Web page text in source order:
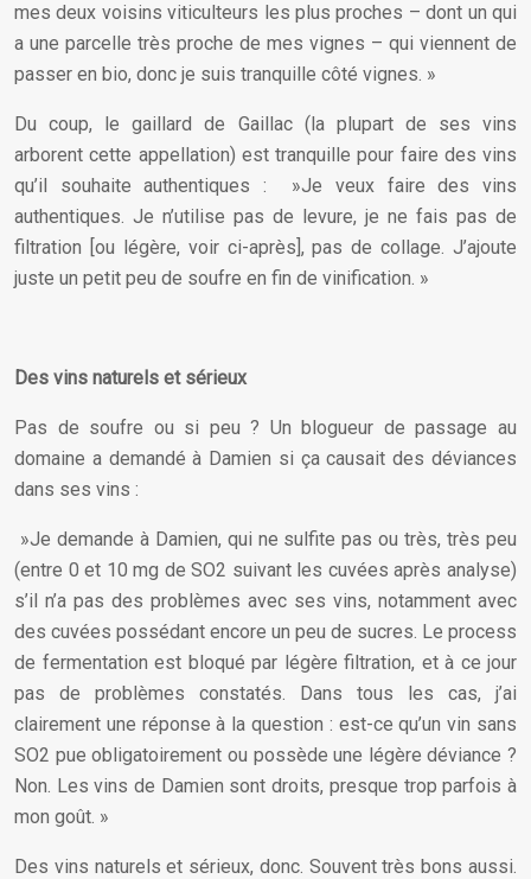
mes deux voisins viticulteurs les plus proches – dont un qui
a une parcelle très proche de mes vignes – qui viennent de
passer en bio, donc je suis tranquille côté vignes. »
Du coup, le gaillard de Gaillac (la plupart de ses vins
arborent cette appellation) est tranquille pour faire des vins
qu’il souhaite authentiques : »Je veux faire des vins
authentiques. Je n’utilise pas de levure, je ne fais pas de
filtration [ou légère, voir ci-après], pas de collage. J’ajoute
juste un petit peu de soufre en fin de vinification. »
Des vins naturels et sérieux
Pas de soufre ou si peu ? Un blogueur de passage au
domaine a demandé à Damien si ça causait des déviances
dans ses vins :
»Je demande à Damien, qui ne sulfite pas ou très, très peu
(entre 0 et 10 mg de SO2 suivant les cuvées après analyse)
s’il n’a pas des problèmes avec ses vins, notamment avec
des cuvées possédant encore un peu de sucres. Le process
de fermentation est bloqué par légère filtration, et à ce jour
pas de problèmes constatés. Dans tous les cas, j’ai
clairement une réponse à la question : est-ce qu’un vin sans
SO2 pue obligatoirement ou possède une légère déviance ?
Non. Les vins de Damien sont droits, presque trop parfois à
mon goût. »
Des vins naturels et sérieux, donc. Souvent très bons aussi.